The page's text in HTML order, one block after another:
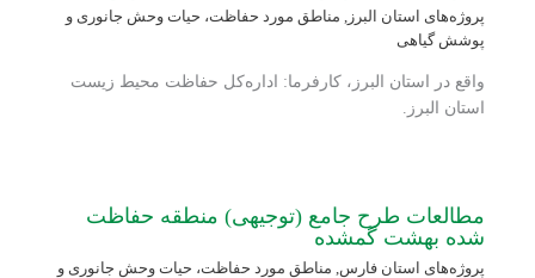
پروژه‌های استان البرز , مناطق مورد حفاظت، حیات وحش جانوری و
پوشش گیاهی
واقع در استان البرز، کارفرما: اداره‌کل حفاظت محیط زیست
استان البرز.
مطالعات طرح جامع (توجیهی) منطقه حفاظت
شده بهشت گمشده
پروژه‌های استان فارس مناطق مورد حفاظت، حیات وحش جانوری و